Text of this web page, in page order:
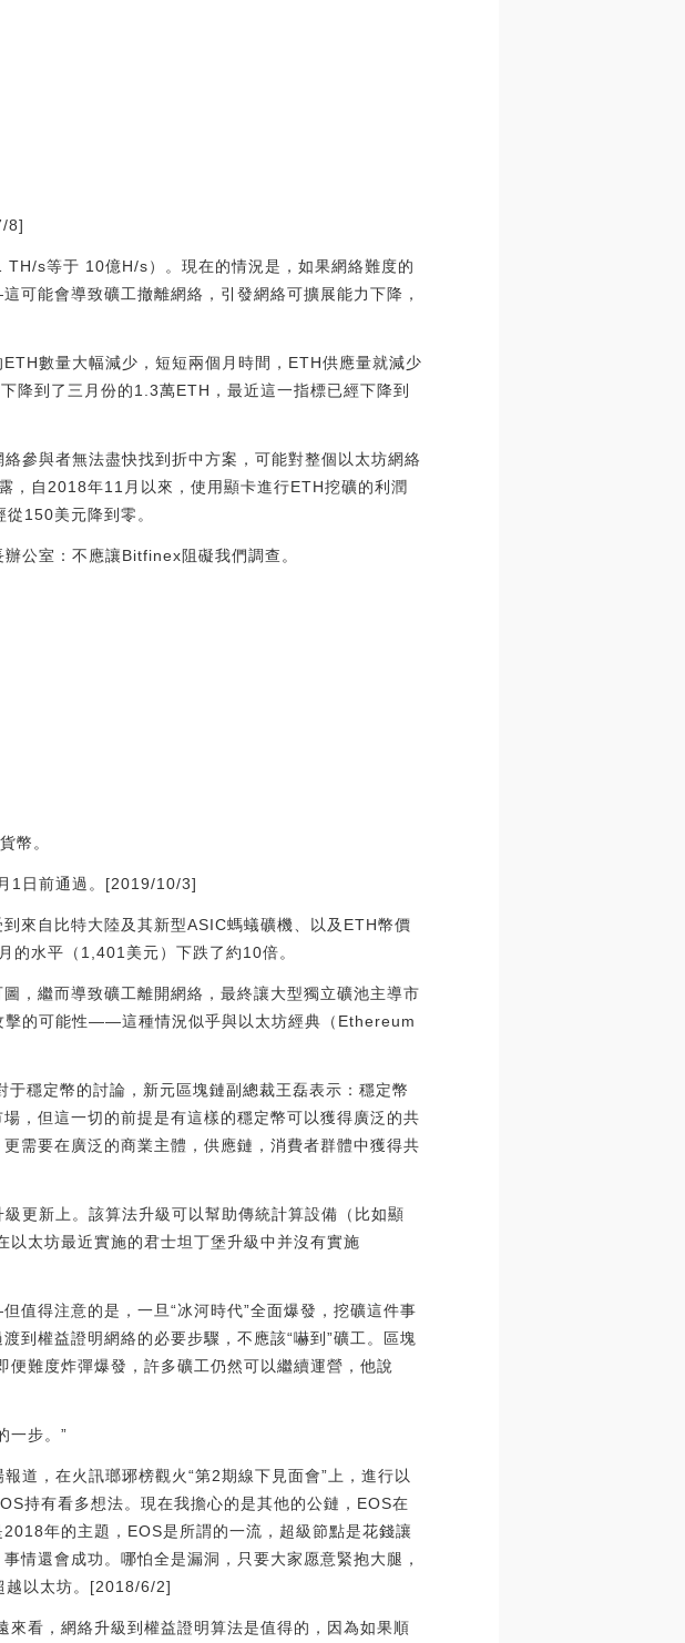
8]
s等于 10億H/s）。現在的情況是，如果網絡難度的
能會導致礦工撤離網絡，引發網絡可擴展能力下降，
數量大幅減少，短短兩個月時間，ETH供應量就減少
降到了三月份的1.3萬ETH，最近這一指標已經下降到
參與者無法盡快找到折中方案，可能對整個以太坊網絡
，自2018年11月以來，使用顯卡進行ETH挖礦的利潤
150美元降到零。
公室：不應讓Bitfinex阻礙我們調查。
幣。
1日前通過。[2019/10/3]
來自比特大陸及其新型ASIC螞蟻礦機、以及ETH幣價
的水平（1,401美元）下跌了約10倍。
，繼而導致礦工離開網絡，最終讓大型獨立礦池主導市
擊的可能性——這種情況似乎與以太坊經典（Ethereum
穩定幣的討論，新元區塊鏈副總裁王磊表示：穩定幣
，但這一切的前提是有這樣的穩定幣可以獲得廣泛的共
需要在廣泛的商業主體，供應鏈，消費者群體中獲得共
更新上。該算法升級可以幫助傳統計算設備（比如顯
太坊最近實施的君士坦丁堡升級中并沒有實施
得注意的是，一旦“冰河時代”全面爆發，挖礦這件事
到權益證明網絡的必要步驟，不應該“嚇到”礦工。區塊
難度炸彈爆發，許多礦工仍然可以繼續運營，他說
一步。”
道，在火訊瑯琊榜觀火“第2期線下見面會”上，進行以
持有看多想法。現在我擔心的是其他的公鏈，EOS在
年的主題，EOS是所謂的一流，超級節點是花錢讓
情還會成功。哪怕全是漏洞，只要大家愿意緊抱大腿，
越以太坊。[2018/6/2]
看，網絡升級到權益證明算法是值得的，因為如果順